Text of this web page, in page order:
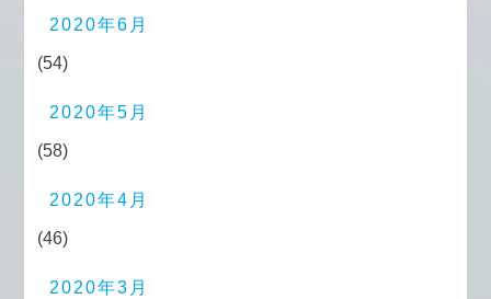
2020年6月
(54)
2020年5月
(58)
2020年4月
(46)
2020年3月